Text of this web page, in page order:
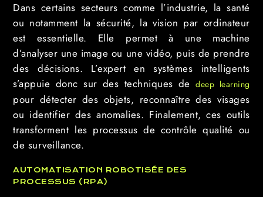
Dans certains secteurs comme l’industrie, la santé
ou notamment la sécurité, la vision par ordinateur
est essentielle. Elle permet à une machine
d’analyser une image ou une vidéo, puis de prendre
des décisions. L’expert en systèmes intelligents
s’appuie donc sur des techniques dedeep learning
pour détecter des objets, reconnaître des visages
ou identifier des anomalies. Finalement, ces outils
transforment les processus de contrôle qualité ou
de surveillance.
AUTOMATISATION ROBOTISÉE DES
PROCESSUS (RPA)